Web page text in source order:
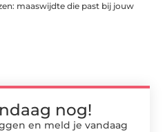
maaswijdte die past bij jouw
nog!
en meld je vandaag